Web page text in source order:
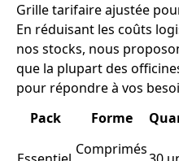
Grille tarifaire ajustée
En réduisant les coûts
nos stocks, nous
que la plupart des
pour répondre à vos
Pack
Forme
Comprimés